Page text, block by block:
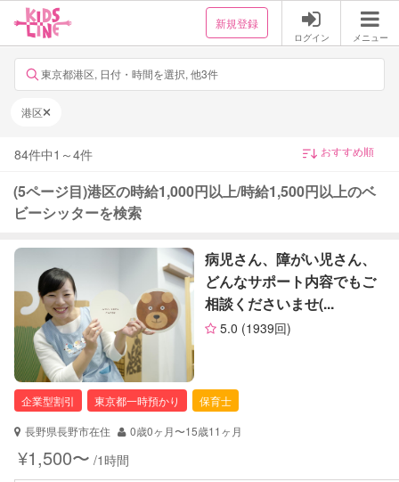
新規登録
ログイン メニュー
東京都港区, 日付・時間を選択, 他3件
港区
84件中1 ～4件
(5ページ目)港区の時給1,000円以上/時給1,500円以上のベ
ビーシッターを検索
病児さん、障がい児さん、
どんなサポート内容でもご
相談くださいませ(...
5.0 (1939回)
企業型割引 東京都一時預かり
保育士
長野県長野市在住
0歳0ヶ月〜15歳11ヶ月
¥1,500〜 /1時間